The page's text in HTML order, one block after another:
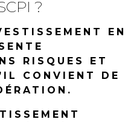
?
EN
RISQUES ET
CONVIENT DE